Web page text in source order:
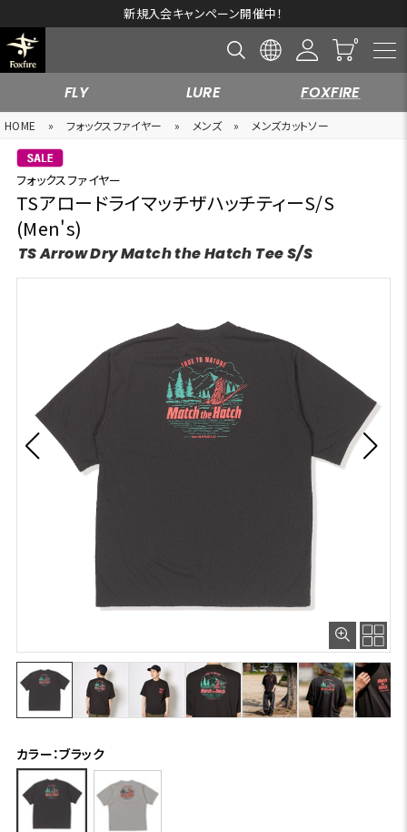
新規入会キャンペーン開催中！
FLY LURE FOXFIRE
HOME » フォックスファイヤー » メンズ » メンズカットソー
フォックスファイヤー
TSアロードライマッチザハッチティーS/S
(Men's)
TS Arrow Dry Match the Hatch Tee S/S
カラー：ブラック